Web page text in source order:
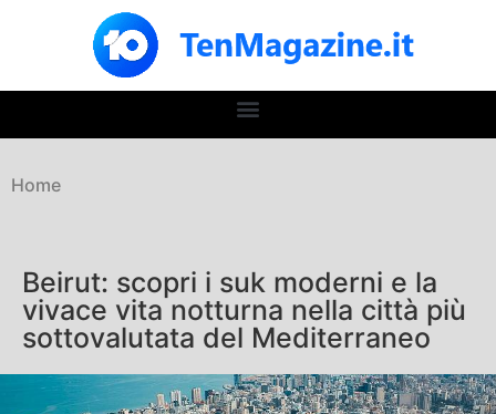
Home
Beirut: scopri i suk moderni e la
vivace vita notturna nella città più
sottovalutata del Mediterraneo